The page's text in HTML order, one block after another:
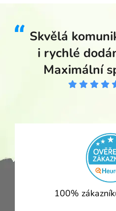
Skvělá
i rychlé
Maximální
100%